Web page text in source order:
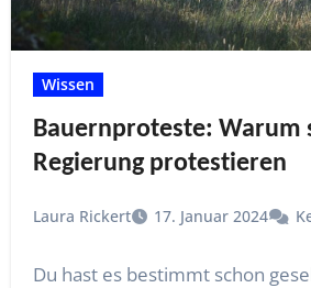
Wissen
Bauernproteste: Warum
Regierung protestieren
Laura Rickert 17. Januar 2024
Du hast es bestimmt schon